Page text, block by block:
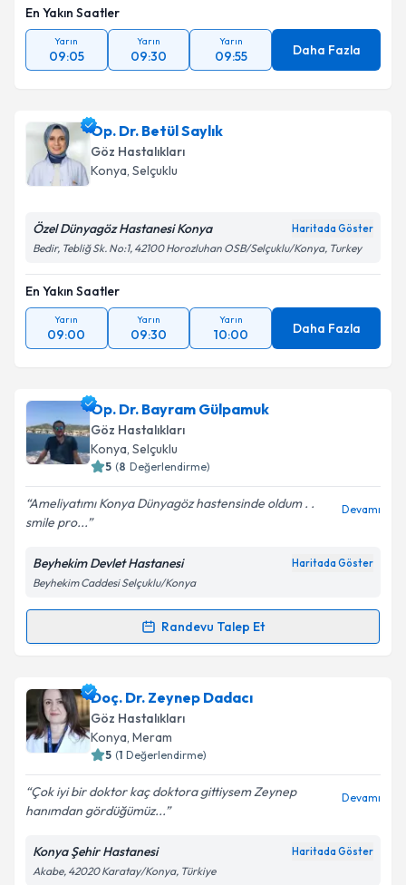
En Yakın Saatler
Yarın
09:05
Yarın
09:30
Yarın
09:55 Daha Fazla
Op. Dr. Betül Saylık
Göz Hastalıkları
Konya, Selçuklu
Özel Dünyagöz Hastanesi Konya Haritada Göster
Bedir, Tebliğ Sk. No:1, 42100 Horozluhan OSB/Selçuklu/Konya, Turkey
En Yakın Saatler
Yarın
09:00
Yarın
09:30
Yarın
10:00 Daha Fazla
Op. Dr. Bayram Gülpamuk
Göz Hastalıkları
Konya, Selçuklu
5 (8 Değerlendirme)
Ameliyatımı Konya Dünyagöz hastensinde oldum . .
smile pro...
Devamı
Beyhekim Devlet Hastanesi Haritada Göster
Beyhekim Caddesi Selçuklu/Konya
Randevu Talep Et
Randevu Takvimi Talebi
Op. Dr. Bayram Gülpamukiçin randevu takvimi
talebi oluşturun. Size bu uzmandan randevu almanız
için bir takvim hazırlandığında e-posta ile
bilgilendireceğiz.
E-posta Adresiniz
Kişisel verilerimin işlenmesine ilişkin
Doç. Dr. Zeynep Dadacı
Göz Hastalıkları
Konya, Meram
5 (1 Değerlendirme)
Çok iyi bir doktor kaç doktora gittiysem Zeynep
hanımdan gördüğümüz...
Devamı
Konya Şehir Hastanesi Haritada Göster
Akabe, 42020 Karatay/Konya, Türkiye